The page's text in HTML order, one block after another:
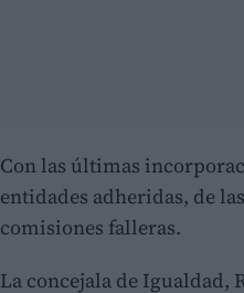
Con las últimas
entidades adheridas, de
comisiones falleras.
La concejala de Igualdad,